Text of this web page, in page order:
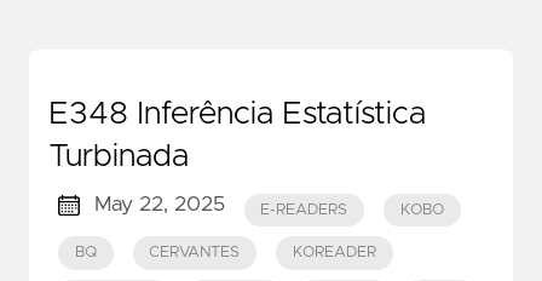
E348 Inferência Estatística
Turbinada
May 22, 2025 E-READERS KOBO
BQ CERVANTES KOREADER